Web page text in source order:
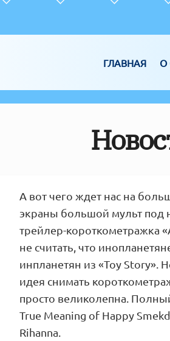
ГЛАВНАЯ О
А вот чего ждет нас на
экраны большой мульт под
трейлер-короткометражка
не считать, что
инпланетян из «Toy Story».
идея снимать
просто великолепна.
True Meaning of Happy
Rihanna.